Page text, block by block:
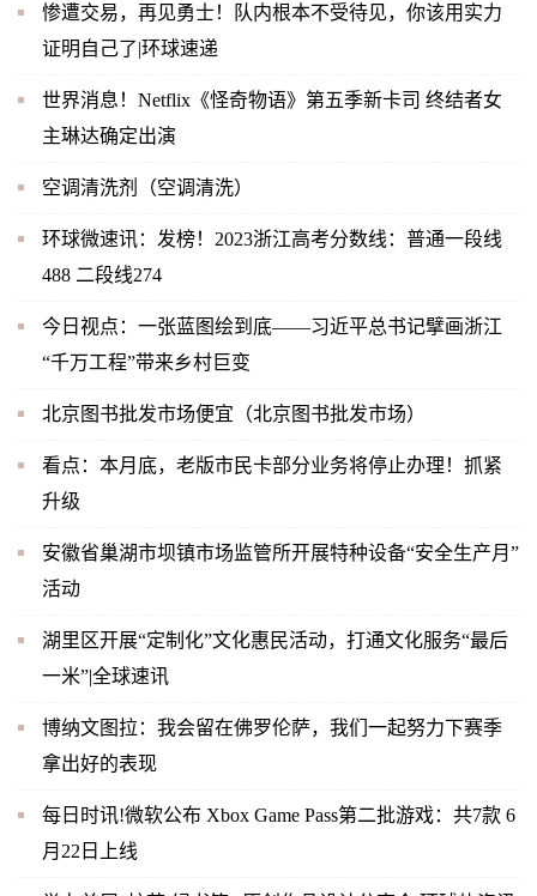
惨遭交易，再见勇士！队内根本不受待见，你该用实力
证明自己了|环球速递
世界消息！Netflix《怪奇物语》第五季新卡司 终结者女
主琳达确定出演
空调清洗剂（空调清洗）
环球微速讯：发榜！2023浙江高考分数线：普通一段线
488 二段线274
今日视点：一张蓝图绘到底——习近平总书记擘画浙江
“千万工程”带来乡村巨变
北京图书批发市场便宜（北京图书批发市场）
看点：本月底，老版市民卡部分业务将停止办理！抓紧
升级
安徽省巢湖市坝镇市场监管所开展特种设备“安全生产月”
活动
湖里区开展“定制化”文化惠民活动，打通文化服务“最后
一米”|全球速讯
博纳文图拉：我会留在佛罗伦萨，我们一起努力下赛季
拿出好的表现
每日时讯!微软公布 Xbox Game Pass第二批游戏：共7款 6
月22日上线